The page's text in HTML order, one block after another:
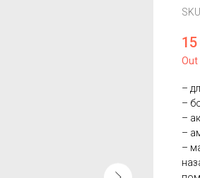
–
–
–
–
–